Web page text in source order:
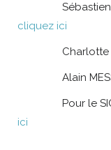
Sébastien
cliquez ici
Charlotte
Alain
Pour le
ici